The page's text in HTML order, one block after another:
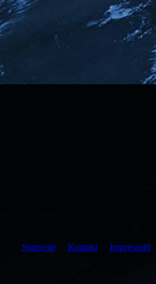
Startseite Kontakt Impressum